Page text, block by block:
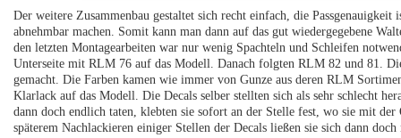
Der weitere Zusammenbau gestaltet sich recht einfach, die
abnehmbar machen. Somit kann man dann auf das gut wiedergegebene
den letzten Montagearbeiten war nur wenig Spachteln und Schleifen
Unterseite mit RLM 76 auf das Modell. Danach folgten RLM 82 und 81.
gemacht. Die Farben kamen wie immer von Gunze aus deren RLM
Klarlack auf das Modell. Die Decals selber stellten sich als sehr schlecht
dann doch endlich taten, klebten sie sofort an der Stelle fest, wo sie mit
späterem Nachlackieren einiger Stellen der Decals ließen sie sich dann